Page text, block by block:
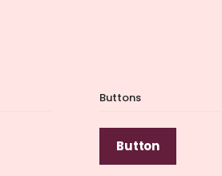
Buttons
Button